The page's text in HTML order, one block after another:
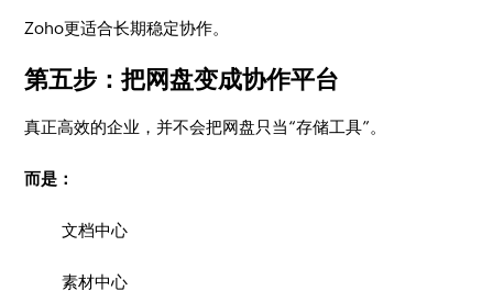
Zoho更适合长期稳定协作。
第五步：把网盘变成协作平台
真正高效的企业，并不会把网盘只当“存储工具”。
而是：
文档中心
素材中心